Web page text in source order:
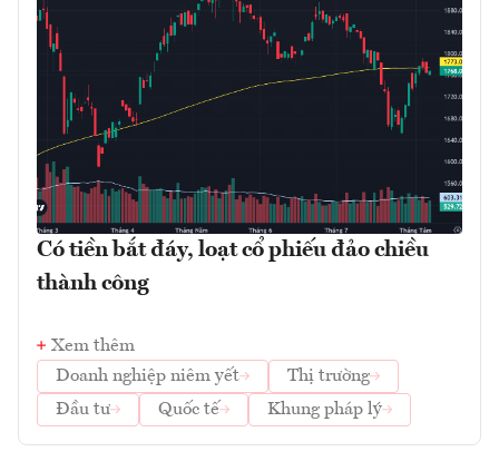
Có tiền bắt đáy, loạt cổ phiếu đảo chiều
thành công
Xem thêm
Doanh nghiệp niêm yết
Thị trường
Đầu tư
Quốc tế Khung pháp lý